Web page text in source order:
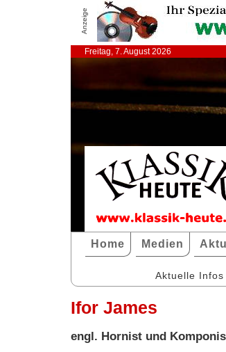
Anzeige
Freitag, 7. August 2026
Home Medien
Aktuelle Infos
Ifor James
engl. Hornist und